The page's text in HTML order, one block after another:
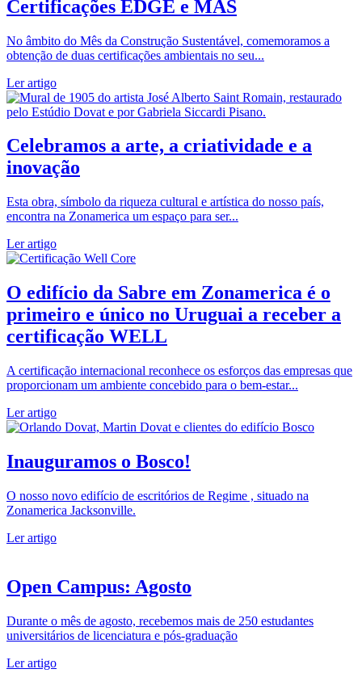
Certificações EDGE e MAS
No âmbito do Mês da Construção Sustentável, comemoramos a
obtenção de duas certificações ambientais no seu...
Ler artigo
Celebramos a arte, a criatividade e a
inovação
Esta obra, símbolo da riqueza cultural e artística do nosso país,
encontra na Zonamerica um espaço para ser...
Ler artigo
O edifício da Sabre em Zonamerica é o
primeiro e único no Uruguai a receber a
certificação WELL
A certificação internacional reconhece os esforços das empresas que
proporcionam um ambiente concebido para o bem-estar...
Ler artigo
Inauguramos o Bosco!
O nosso novo edifício de escritórios de Regime , situado na
Zonamerica Jacksonville.
Ler artigo
Open Campus: Agosto
Durante o mês de agosto, recebemos mais de 250 estudantes
universitários de licenciatura e pós-graduação
Ler artigo